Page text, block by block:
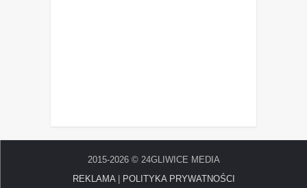
2015-2026 © 24GLIWICE MEDIA
REKLAMA| POLITYKA PRYWATNOŚCI